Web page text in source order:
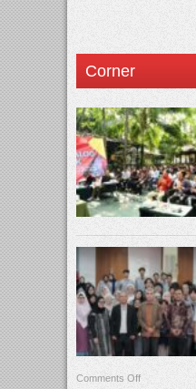
Corner
Comments Off